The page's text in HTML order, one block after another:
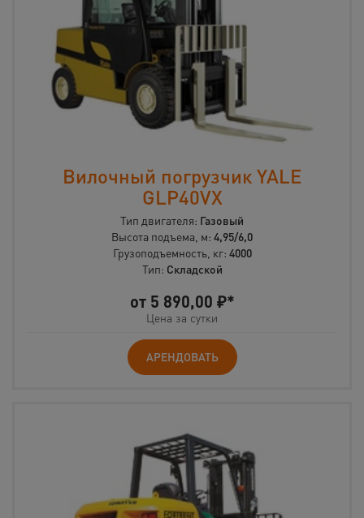
Вилочный погрузчик YALE
GLP40VX
Тип двигателя: Газовый
Высота подъема, м: 4,95/6,0
Грузоподъемность, кг: 4000
Тип: Складской
от 5 890,00 ₽*
Цена за сутки
АРЕНДОВАТЬ